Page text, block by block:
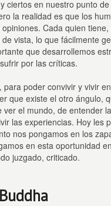
ciertos en nuestro punto
la realidad es que los
Cada quien tiene,
vista, lo que fácilmente
que desarrollemos
por las críticas.
para poder convivir y vivir
que existe el otro ángulo,
ver el mundo, de entender
las experiencias. Hoy les
nos pongamos en los
en esta oportunidad
juzgado, criticado.